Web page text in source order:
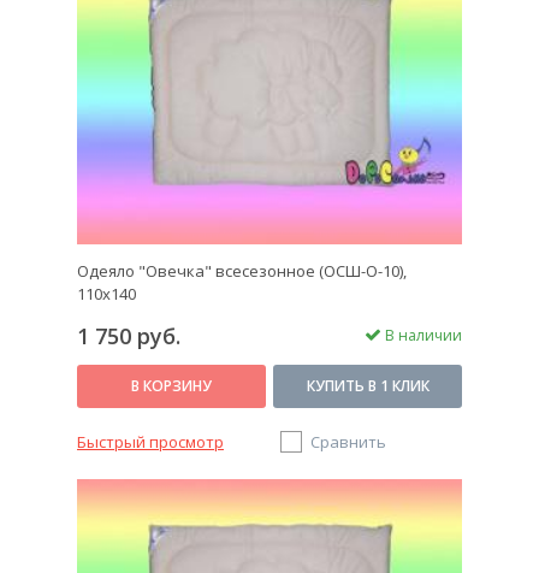
Одеяло "Овечка" всесезонное (ОСШ-О-10),
110x140
1 750 руб. В наличии
В КОРЗИНУ КУПИТЬ В 1 КЛИК
Быстрый просмотр Сравнить